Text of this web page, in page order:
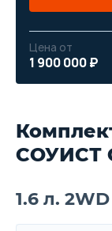
Цена от
1 900 000 ₽
СОУИСТ
1.6 л. 2WD